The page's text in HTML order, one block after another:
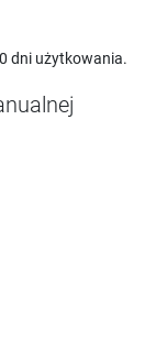
dni użytkowania.